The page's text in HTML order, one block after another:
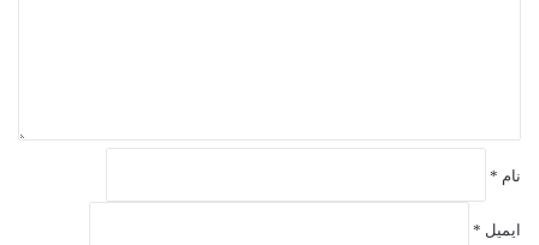
نام *
ایمیل *